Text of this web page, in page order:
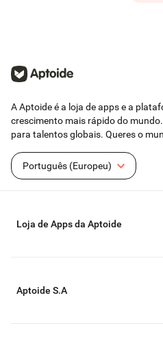
A Aptoide é a loja de apps e a
crescimento mais rápido do
para talentos globais. Queres o
Português (Europeu)
Loja de Apps da Aptoide
Aptoide S.A